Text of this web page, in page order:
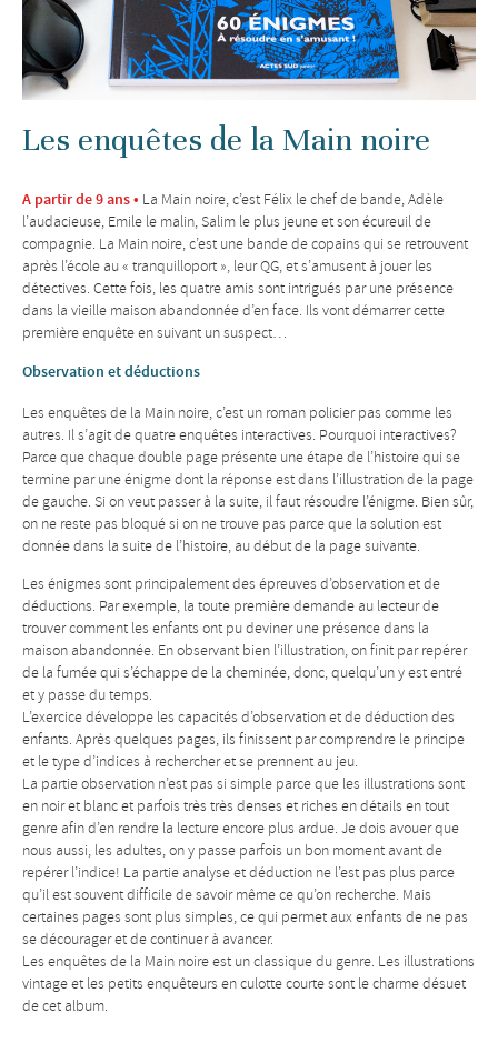
Les enquêtes de la Main noire
A partir de 9 ans • La Main noire, c’est Félix le chef de bande, Adèle
l’audacieuse, Emile le malin, Salim le plus jeune et son écureuil de
compagnie. La Main noire, c’est une bande de copains qui se retrouvent
après l’école au « tranquilloport », leur QG, et s’amusent à jouer les
détectives. Cette fois, les quatre amis sont intrigués par une présence
dans la vieille maison abandonnée d’en face. Ils vont démarrer cette
première enquête en suivant un suspect…
Observation et déductions
Les enquêtes de la Main noire, c’est un roman policier pas comme les
autres. Il s’agit de quatre enquêtes interactives. Pourquoi interactives?
Parce que chaque double page présente une étape de l’histoire qui se
termine par une énigme dont la réponse est dans l’illustration de la page
de gauche. Si on veut passer à la suite, il faut résoudre l’énigme. Bien sûr,
on ne reste pas bloqué si on ne trouve pas parce que la solution est
donnée dans la suite de l’histoire, au début de la page suivante.
Les énigmes sont principalement des épreuves d’observation et de
déductions. Par exemple, la toute première demande au lecteur de
trouver comment les enfants ont pu deviner une présence dans la
maison abandonnée. En observant bien l’illustration, on finit par repérer
de la fumée qui s’échappe de la cheminée, donc, quelqu’un y est entré
et y passe du temps.
L’exercice développe les capacités d’observation et de déduction des
enfants. Après quelques pages, ils finissent par comprendre le principe
et le type d’indices à rechercher et se prennent au jeu.
La partie observation n’est pas si simple parce que les illustrations sont
en noir et blanc et parfois très très denses et riches en détails en tout
genre afin d’en rendre la lecture encore plus ardue. Je dois avouer que
nous aussi, les adultes, on y passe parfois un bon moment avant de
repérer l’indice! La partie analyse et déduction ne l’est pas plus parce
qu’il est souvent difficile de savoir même ce qu’on recherche. Mais
certaines pages sont plus simples, ce qui permet aux enfants de ne pas
se décourager et de continuer à avancer.
Les enquêtes de la Main noire est un classique du genre. Les illustrations
vintage et les petits enquêteurs en culotte courte sont le charme désuet
de cet album.